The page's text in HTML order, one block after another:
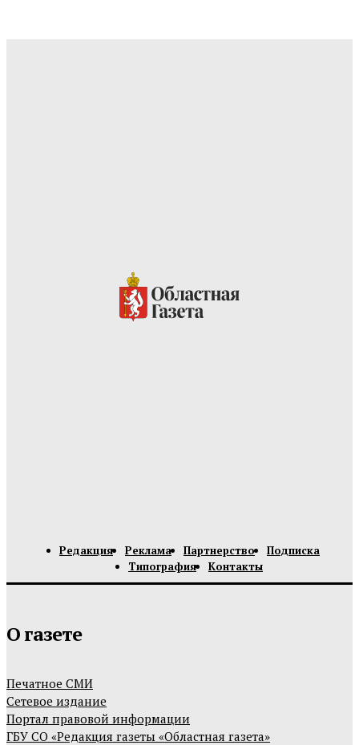
Редакция Реклама Партнерство
Подписка
Типография
Контакты
О газете
Печатное СМИ
Сетевое издание
Портал правовой информации
ГБУ СО «Редакция газеты «Областная газета»